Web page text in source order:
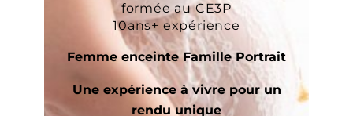
formée au CE3P
10ans+ expérience
Femme enceinte Famille Portrait
Une expérience à vivre pour un
rendu unique